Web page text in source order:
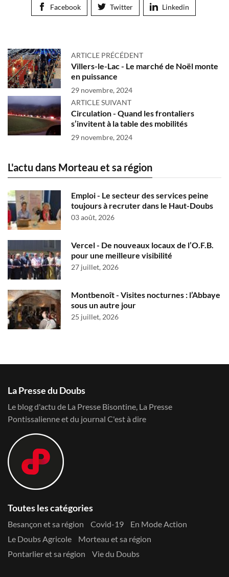
Facebook Twitter Linkedin
ARTICLE PRÉCÉDENT
Villers-le-Lac - Le marché de Noël monte
en puissance
29 novembre, 2024
ARTICLE SUIVANT
Circulation - Quand les frontaliers
s’invitent à la table des mobilités
29 novembre, 2024
L'actu dans Morteau et sa région
Emploi - Le secteur des services peine
toujours à recruter dans le Haut-Doubs
03 août, 2026
Vercel - De nouveaux locaux de l’O.F.B.
pour une meilleure visibilité
27 juillet, 2026
Montbenoît - Visites nocturnes : l’Abbaye
sous un autre jour
25 juillet, 2026
La Presse du Doubs
Le blog d'actu de La Presse Bisontine, La Presse
Pontissalienne et du journal C'est à dire
Toutes les catégories
Besançon et sa région Covid-19
En Mode Action
Le Doubs Agricole
Morteau et sa région
Pontarlier et sa région
Vie du Doubs